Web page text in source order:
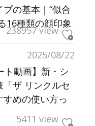
の基本｜“似合
16種類の顔印象
238957 view
2025/08/22
ト動画】新・シ
「ザ リンクルセ
すめの使い方っ
5411 view